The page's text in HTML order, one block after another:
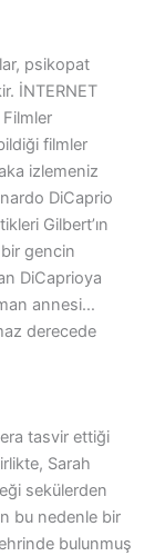
psikopat
İNTERNET
filmler
izlemeniz
DiCaprio
Gilbert’ın
bir gencin
DiCaprioya
annesi…
derecede
tasvir ettiği
Sarah
sekülerden
bu nedenle bir
bulunmuş